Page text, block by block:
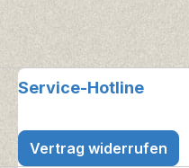
Service-Hotline
Vertrag widerrufen